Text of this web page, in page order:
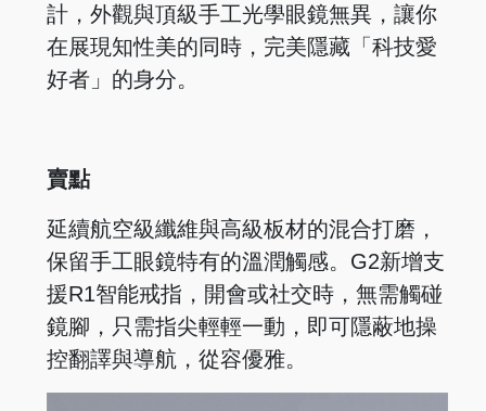
計，外觀與頂級手工光學眼鏡無異，讓你
在展現知性美的同時，完美隱藏「科技愛
好者」的身分。
賣點
延續航空級纖維與高級板材的混合打磨，
保留手工眼鏡特有的溫潤觸感。G2新增支
援R1智能戒指，開會或社交時，無需觸碰
鏡腳，只需指尖輕輕一動，即可隱蔽地操
控翻譯與導航，從容優雅。